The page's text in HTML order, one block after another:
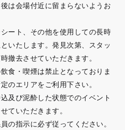
は会場付近に留まらないようお
ート、その他を使用しての長時
いたします。発見次第、スタッ
撤去させていただきます。
食・喫煙は禁止となっておりま
のエリアをご利用下さい。
及び泥酔した状態でのイベント
ていただきます。
の指示に必ず従ってください。